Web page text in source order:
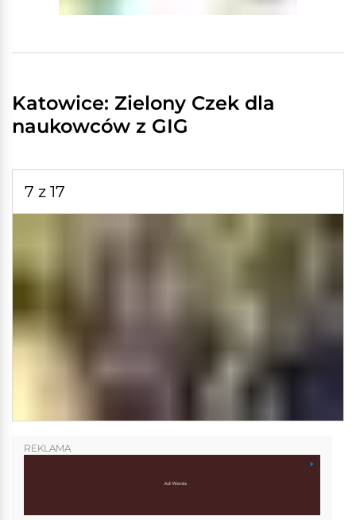
Katowice: Zielony Czek dla
naukowców z GIG
7 z 17
REKLAMA